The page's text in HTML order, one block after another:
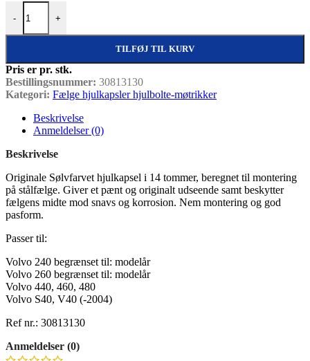
-
Hjulkapsel, sølv – 14" til stålfælge, Volvo 200, 400, S40, V40 (-
+
TILFØJ TIL KURV
Pris er pr. stk.
Bestillingsnummer: 30813130
Kategori: Fælge hjulkapsler hjulbolte-møtrikker
Beskrivelse
Anmeldelser (0)
Beskrivelse
Originale Sølvfarvet hjulkapsel i 14 tommer, beregnet til montering
på stålfælge. Giver et pænt og originalt udseende samt beskytter
fælgens midte mod snavs og korrosion. Nem montering og god
pasform.
Passer til:
Volvo 240 begrænset til: modelår
Volvo 260 begrænset til: modelår
Volvo 440, 460, 480
Volvo S40, V40 (-2004)
Ref nr.: 30813130
Anmeldelser (0)